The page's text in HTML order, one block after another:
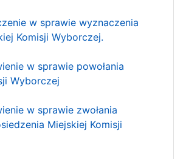
w sprawie wyznaczenia
Komisji Wyborczej.
w sprawie powołania
Wyborczej
w sprawie zwołania
Miejskiej Komisji